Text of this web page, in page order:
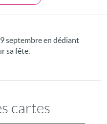
septembre en dédiant
sa fête.
cartes